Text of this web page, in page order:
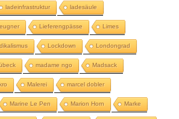
ladeinfrastruktur ladesäule
Lieferengpässe Limes
Lockdown Londongrad
madame ngo Madsack
Malerei marcel dobler
Marine Le Pen Marion Horn Marke